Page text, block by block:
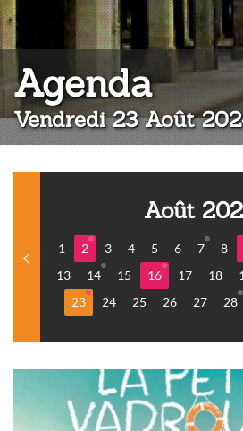
Agenda:
Vendredi 23 Août
Août
1 2 3 4 5 6 7 8
13
14 15 16 17 18
23
24 25 26 27 28